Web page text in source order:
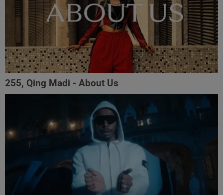
255, Qing Madi - About Us